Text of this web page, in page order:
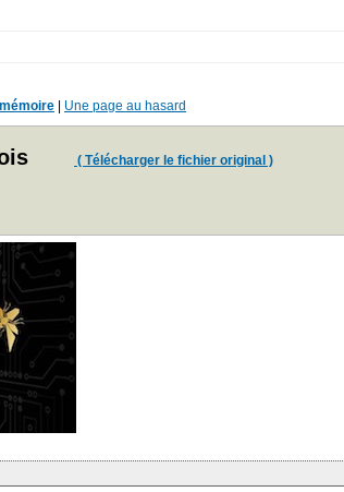
Une page au hasard
( Télécharger le fichier original )